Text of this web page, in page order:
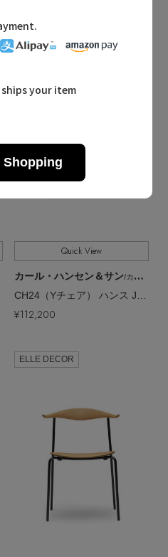
Quick View
カール・ハンセン＆サン/カール・ハンセン＆サン
CH24（Yチェア） ハンス J. ウェグナー & イルス・クロフォード【メーカー取り寄せ】
¥112,200
ELLE DECOR